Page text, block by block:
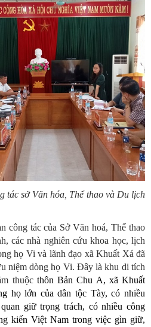
tác sở Văn hóa, Thể thao và Du lịch
tác của Sở Văn hoá, Thể thao
các nhà nghiên cứu khoa học, lịch
họ Vi và lãnh đạo xã Khuất Xá đã
niệm dòng họ Vi. Đây làkhu di tích
thuộc thôn Bản Chu A, xã Khuất
họ lớn của dân tộc Tày, có nhiều
giữ trọng trách, có nhiều công
kiến Việt Nam trong việc gìn giữ,